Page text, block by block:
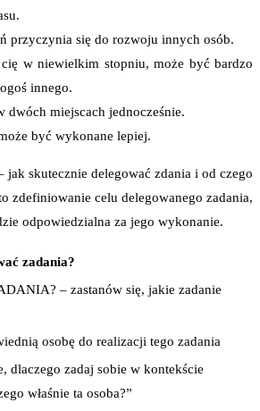
przyczynia się do rozwoju innych osób.
w niewielkim stopniu, może być bardzo
innego.
dwóch miejscach jednocześnie.
być wykonane lepiej.
jak skutecznie delegować zdania i od czego
zdefiniowanie celu delegowanego zadania,
odpowiedzialna za jego wykonanie.
zadania?
– zastanów się, jakie zadanie
osobę do realizacji tego zadania
dlaczego zadaj sobie w kontekście
właśnie ta osoba?”